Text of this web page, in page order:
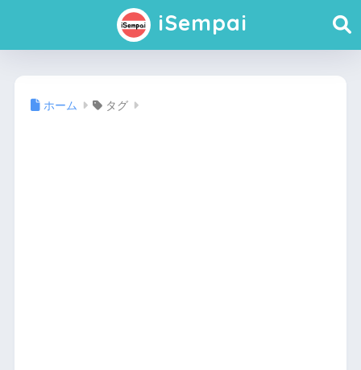
iSempai
ホーム タグ